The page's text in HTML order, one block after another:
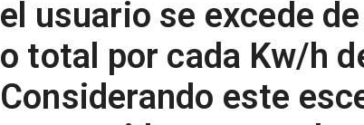
el usuario se excede
o total por cada Kw/h
Considerando este